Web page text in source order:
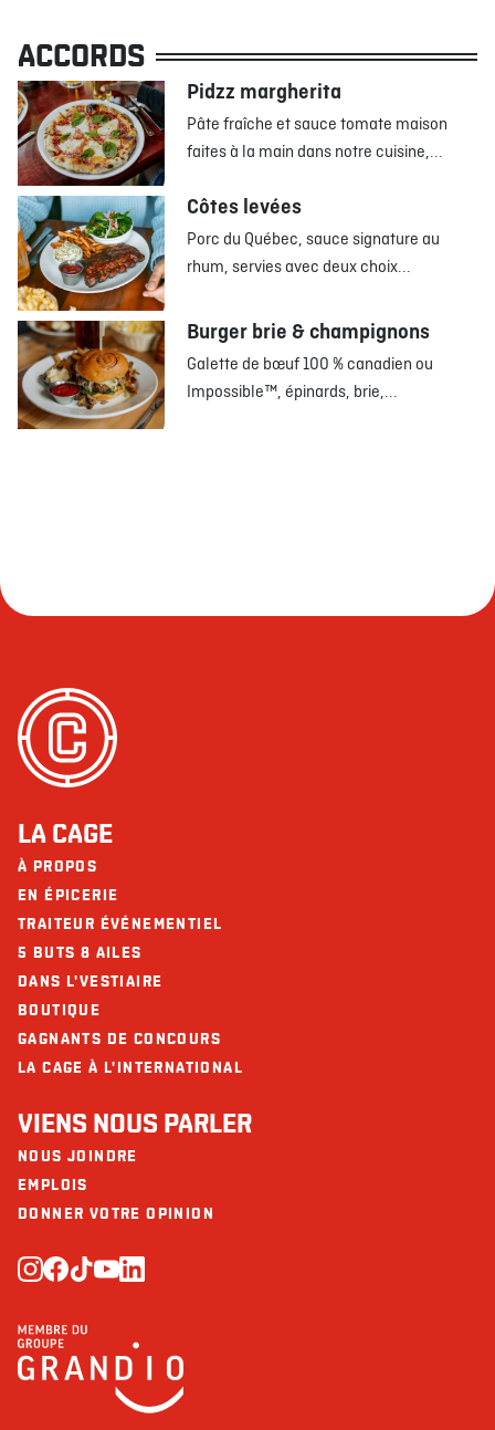
ACCORDS
Pidzz margherita
Pâte fraîche et sauce tomate maison
faites à la main dans notre cuisine,...
Côtes levées
Porc du Québec, sauce signature au
rhum, servies avec deux choix...
Burger brie & champignons
Galette de bœuf 100 % canadien ou
Impossible™, épinards, brie,...
LA CAGE
À PROPOS
EN ÉPICERIE
TRAITEUR ÉVÉNEMENTIEL
5 BUTS 8 AILES
DANS L'VESTIAIRE
BOUTIQUE
GAGNANTS DE CONCOURS
LA CAGE À L'INTERNATIONAL
VIENS NOUS PARLER
NOUS JOINDRE
EMPLOIS
DONNER VOTRE OPINION